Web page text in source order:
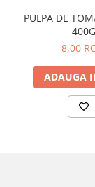
PULPA DE
400G
8,00
ADAUGA